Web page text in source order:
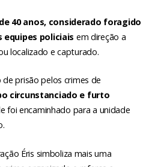
40 anos, considerado foragido
policiais em direção a
localizado e capturado.
prisão pelos crimes de
circunstanciado e furto
foi encaminhado para a unidade
Éris simboliza mais uma